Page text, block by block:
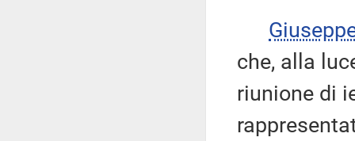
che, alla
riunione di